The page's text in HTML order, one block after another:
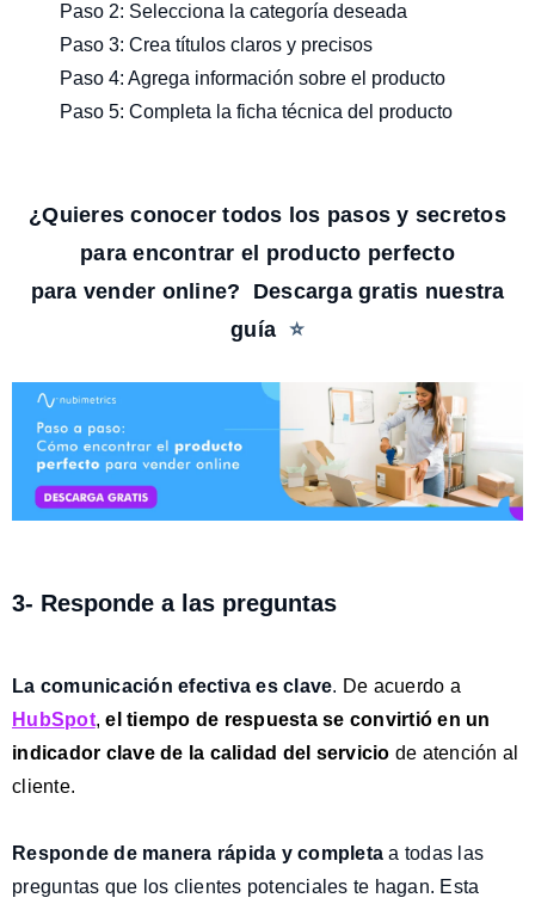
Paso 2: Selecciona la categoría deseada
Paso 3: Crea títulos claros y precisos
Paso 4: Agrega información sobre el producto
Paso 5: Completa la ficha técnica del producto
¿Quieres conocer todos los pasos y secretos
para encontrar el producto perfecto
para vender online? Descarga gratis nuestra
guía ⭐
3- Responde a las preguntas
La comunicación efectiva es clave. De acuerdo a
HubSpot, el tiempo de respuesta se convirtió en un
indicador clave de la calidad del servicio de atención al
cliente.
Responde de manera rápida y completa a todas las
preguntas que los clientes potenciales te hagan. Esta